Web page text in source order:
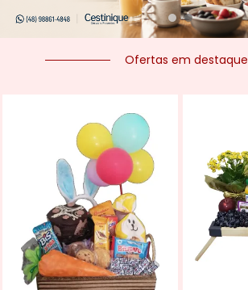
Bebidas
Aperitivos Salgados
Aperitivos Especiais
Bebidas Alcoólicas
Ofertas em destaque